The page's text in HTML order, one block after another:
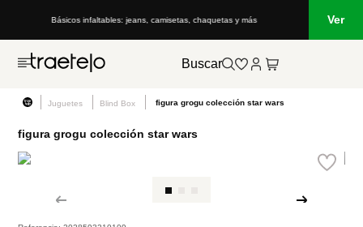
Básicos infaltables: jeans, camisetas, chaquetas y más Ver
Buscar
Juguetes Blind Box figura grogu colección star wars
figura grogu colección star wars